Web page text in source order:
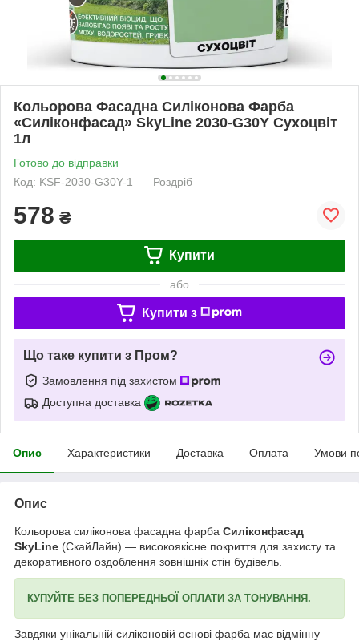
Кольорова Фасадна Силіконова Фарба
«Силіконфасад» SkyLine 2030-G30Y Сухоцвіт
1л
Готово до відправки
Код: KSF-2030-G30Y-1
Роздріб
578 ₴
Купити
або
Купити з
Що таке купити з Пром?
Замовлення під захистом
Доступна доставка
Опис Характеристики Доставка Оплата Умови
Опис
Кольорова силіконова фасадна фарба Силіконфасад
SkyLine (СкайЛайн) — високоякісне покриття для захисту та
декоративного оздоблення зовнішніх стін будівель.
КУПУЙТЕ БЕЗ ПОПЕРЕДНЬОЇ ОПЛАТИ ЗА ТОНУВАННЯ.
Завдяки унікальній силіконовій основі фарба має відмінну